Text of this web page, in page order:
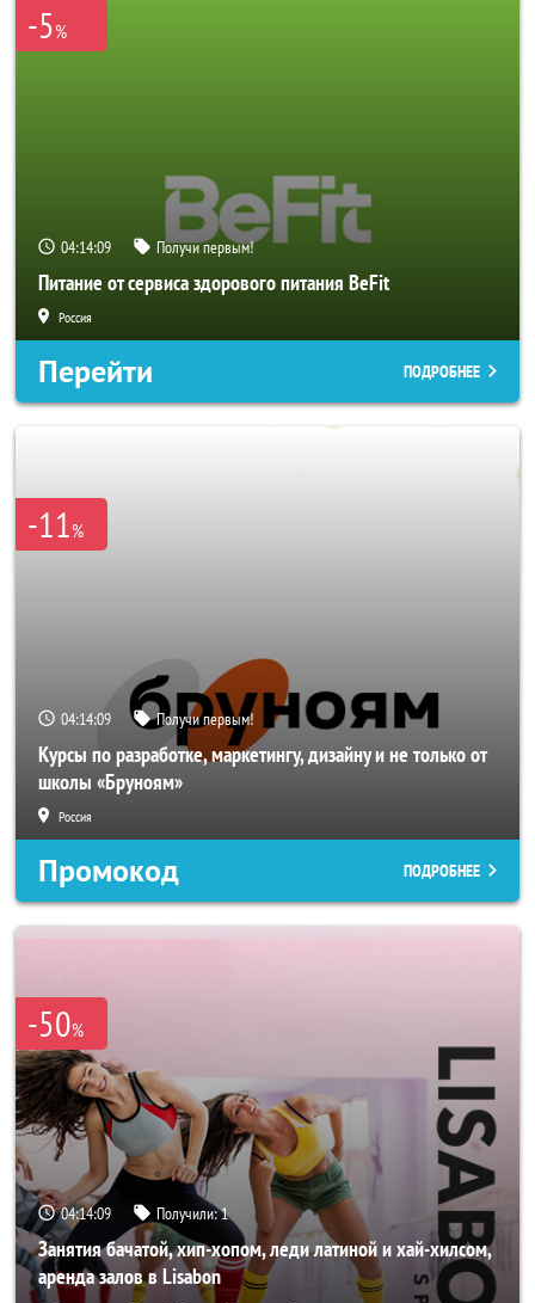
-5%
04:14:07 Получи первым!
Питание от сервиса здорового питания BeFit
Россия
Перейти ПОДРОБНЕЕ
-11%
04:14:07 Получи первым!
Курсы по разработке, маркетингу, дизайну и не только от
школы «Бруноям»
Россия
Промокод ПОДРОБНЕЕ
-50%
04:14:07 Получили:1
Занятия бачатой, хип-хопом, леди латиной и хай-хилсом,
аренда залов в Lisabon